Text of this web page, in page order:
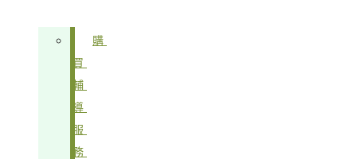
購
買
輔
導
服
務